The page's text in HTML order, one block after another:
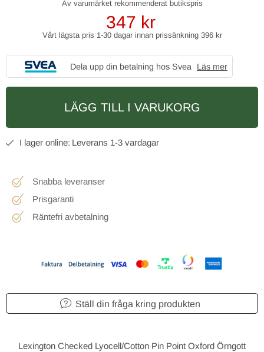
347 kr
Vårt lägsta pris 1-30 dagar innan prissänkning 396 kr
Dela upp din betalning hos Svea Läs mer
LÄGG TILL I VARUKORG
1-3 vardagar
Snabba leveranser
Prisgaranti
Räntefri avbetalning
Ställ din fråga kring produkten
Lexington Checked Lyocell/Cotton Pin Point Oxford Örngott